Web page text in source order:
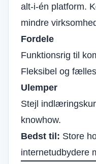
alt-i-én platform.
mindre
Fordele
Funktionsrig til
Fleksibel og
Ulemper
Stejl
knowhow.
Bedst til: Store
internetudbydere